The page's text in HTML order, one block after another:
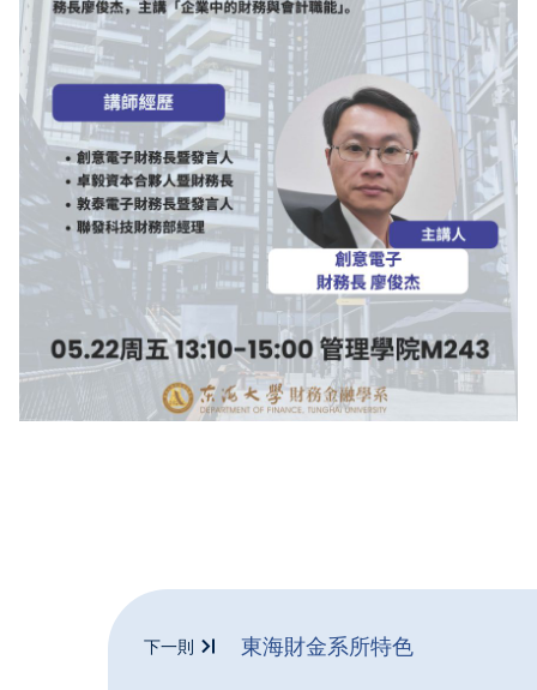
下一則 東海財金系所特色